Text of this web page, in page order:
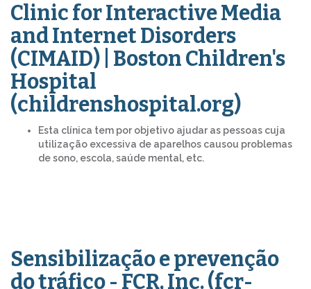
Clinic for Interactive Media
and Internet Disorders
(CIMAID) | Boston Children's
Hospital
(childrenshospital.org)
Esta clínica tem por objetivo ajudar as pessoas cuja
utilização excessiva de aparelhos causou problemas
de sono, escola, saúde mental, etc.
Sensibilização e prevenção
do tráfico - FCR, Inc. (fcr-